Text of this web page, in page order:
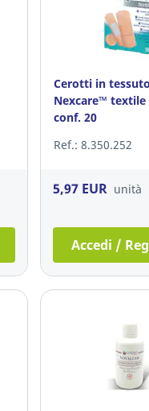
Cerotti in
Nexcare™
conf. 20
Ref.: 8.350.252
5,97 EUR unità
Accedi /